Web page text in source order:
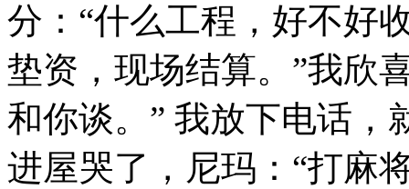
分：“什么工程，好不好
垫资，现场结算。”我欣
和你谈。” 我放下电话，
进屋哭了，尼玛：“打麻